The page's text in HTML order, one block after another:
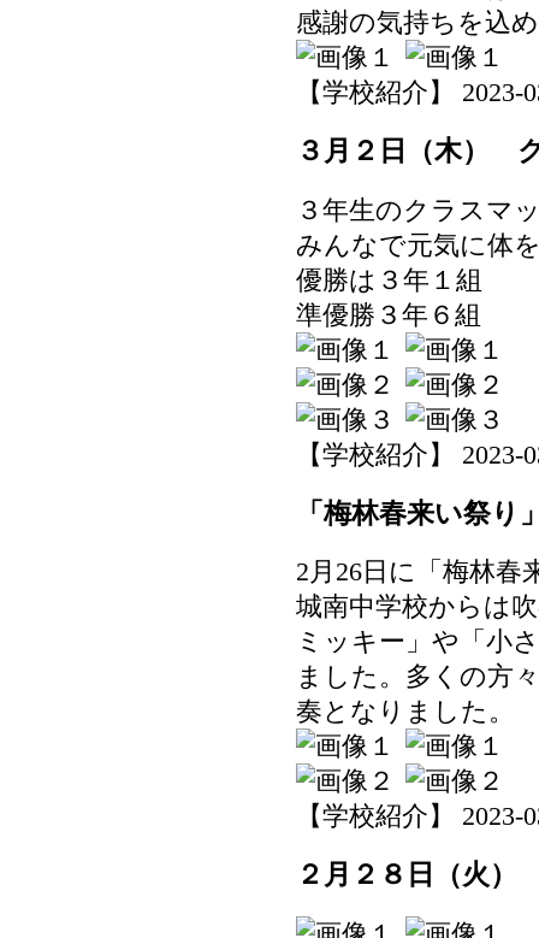
感謝の気持ちを込
【学校紹介】 2023-
３月２日（木）
３年生のクラスマ
みんなで元気に体
優勝は３年１組
準優勝３年６組
【学校紹介】 2023-
「梅林春来い祭り
2月26日に「梅林春
城南中学校からは
ミッキー」や「小
ました。多くの方
奏となりました。
【学校紹介】 2023-
２月２８日（火